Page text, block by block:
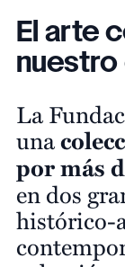
El arte
La
una
por más
en dos
histórico-